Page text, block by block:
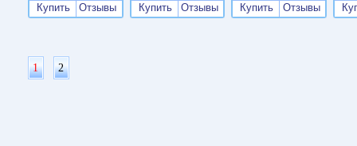
Купить
Отзывы
Купить
Отзывы
Купить
Отзывы
1 2